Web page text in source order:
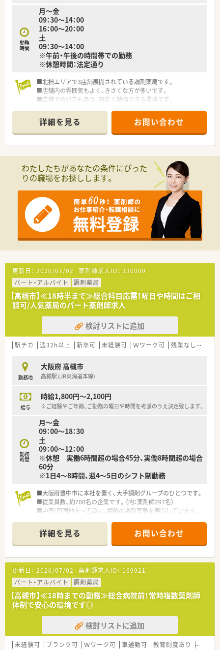
＜こんな方にオススメです！＞
■同じく育児をしながらお仕事をされている薬剤師様のいらっ
しゃる環境で働きたい方
■急なお休みでも快く対応いただける環境を望まれている方
■積極的な機械化により効率よく業務ができる職場をイメージ
されている方
勤務
時間
月～金
09：30～14：00
16：00～20：00
土
09：30～14：00
※午前・午後の時間帯での勤務
※休憩時間：法定通り
■北摂エリアで3店舗展開されている調剤薬局です。
■店舗内の雰囲気もよく、きさくな方が多いです。
■広域での処方もあり、幅広く勉強できる環境です。
詳細を見る お問い合わせ
わたしたちがあなたの条件にぴった
りの職場をお探しします。
更新日： 2026/07/02 薬剤師求人ID： 330000
パート・アルバイト
調剤薬局
【高槻市】≪18時半まで≫総合科目応需！曜日や時間はご相
談可/人気薬局のパート薬剤師求人
検討リストに追加
駅チカ 週32h以上 新卒可 未経験可 Ｗワーク可 残業なし(ほぼなし含む)
勤務地
大阪府 高槻市
高槻駅 (JR東海道本線)
給与
時給1,800円～2,100円
※ご経験やご年齢、ご勤務の曜日や時間を考慮のうえ決定致します。
勤務
時間
月～金
09：00～18：30
土
09：00～12：00
※休憩 実働6時間超の場合45分、実働8時間超の場合
60分
※1日4～8時間、週4～5日のシフト制勤務
■大阪府豊中市に本社を置く、大手調剤グループのひとつです。
■従業員数、約700名の企業です。（内：薬剤師297名）
■中国/四国地方～近畿に、複数の調剤薬局を展開しています。
詳細を見る お問い合わせ
更新日： 2026/07/02 薬剤師求人ID： 169921
パート・アルバイト
調剤薬局
【高槻市】≪18時までの勤務≫総合病院前！常時複数薬剤師
体制で安心の環境です◎
検討リストに追加
未経験可 ブランク可 Ｗワーク可 車通勤可 教育制度あり シフト